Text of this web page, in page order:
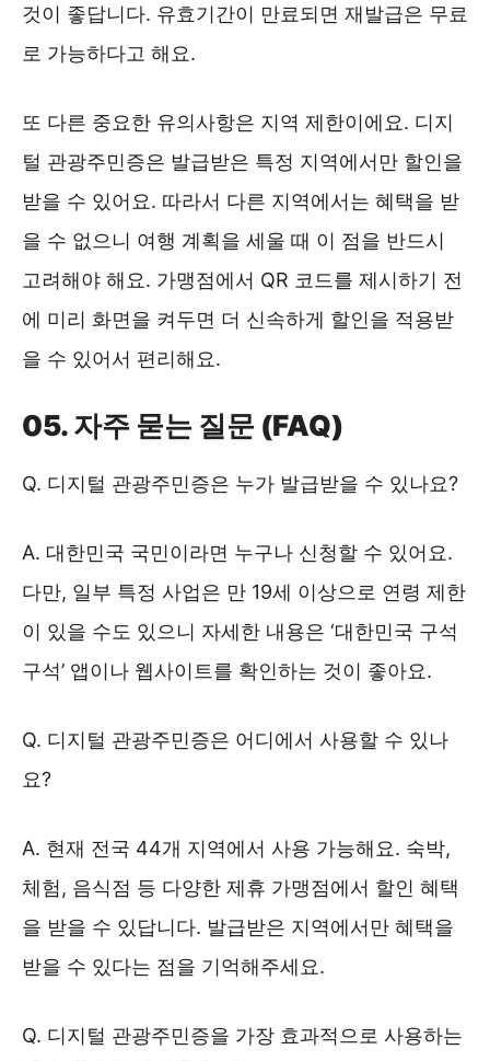
것이 좋답니다. 유효기간이 만료되면 재발급은 무료
로 가능하다고 해요.
또 다른 중요한 유의사항은 지역 제한이에요. 디지
털 관광주민증은 발급받은 특정 지역에서만 할인을
받을 수 있어요. 따라서 다른 지역에서는 혜택을 받
을 수 없으니 여행 계획을 세울 때 이 점을 반드시
고려해야 해요. 가맹점에서 QR 코드를 제시하기 전
에 미리 화면을 켜두면 더 신속하게 할인을 적용받
을 수 있어서 편리해요.
05. 자주 묻는 질문 (FAQ)
Q. 디지털 관광주민증은 누가 발급받을 수 있나요?
A. 대한민국 국민이라면 누구나 신청할 수 있어요.
다만, 일부 특정 사업은 만 19세 이상으로 연령 제한
이 있을 수도 있으니 자세한 내용은 ‘대한민국 구석
구석’ 앱이나 웹사이트를 확인하는 것이 좋아요.
Q. 디지털 관광주민증은 어디에서 사용할 수 있나
요?
A. 현재 전국 44개 지역에서 사용 가능해요. 숙박,
체험, 음식점 등 다양한 제휴 가맹점에서 할인 혜택
을 받을 수 있답니다. 발급받은 지역에서만 혜택을
받을 수 있다는 점을 기억해주세요.
Q. 디지털 관광주민증을 가장 효과적으로 사용하는